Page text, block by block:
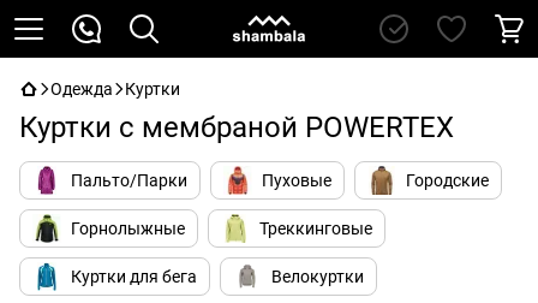
Одежда Куртки
Куртки с мембраной POWERTEX
Пальто/Парки Пуховые Городские
Горнолыжные Треккинговые
Куртки для бега Велокуртки